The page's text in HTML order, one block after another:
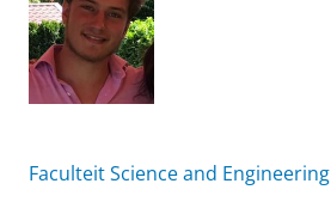
Faculteit Science and Engineering